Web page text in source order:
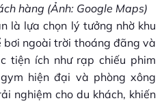
hàng (Ảnh: Google Maps)
là lựa chọn lý tưởng nhờ khu
bơi ngoài trời thoáng đãng và
tiện ích như rạp chiếu phim
hiện đại và phòng xông
nghiệm cho du khách, khiến